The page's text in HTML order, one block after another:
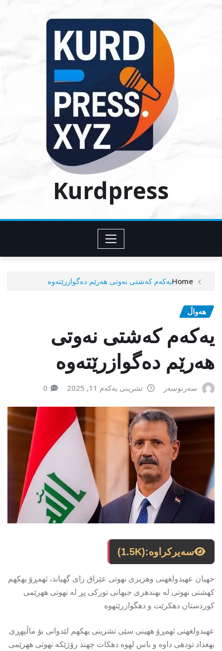
Kurdpress
Homeیەکەم کەشتی نەوتی هەرێم دەگوازرێتەوە
هەواڵ
یەکەم کەشتی نەوتی
هەرێم دەگوازرێتەوە
سەرنوسەر تشرینی یەکەم 11, 2025 0
سەیرکراوە:(1.5K)
حهیان عهبدولغهنى وهزیرى نهوتى عێراق رای گهیاند، ئهمڕۆ یهكهم
كهشتى نهوتى له بهندهرى جیهانى توركی پڕ له نهوتى ههرێمى
كوردستان دهكرێت و دهگوازرێتهوه
عهبدولغهنى ئهمڕۆ ههینى سێى تشرینى یهكهم لێدوانى بۆ ماڵپهڕى
بهغداد تودهى داوه و باس لهوه دهكات چهند رۆژێكه نهوتى ههرێمى